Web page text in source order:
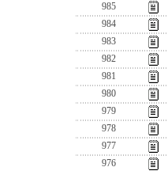
985
984
983
982
981
980
979
978
977
976